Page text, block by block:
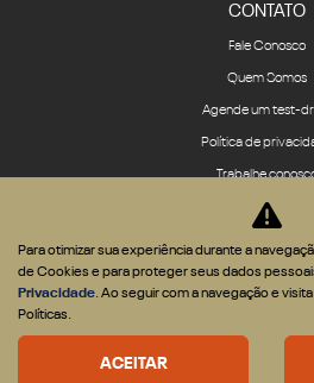
CONTATO
Fale Conosco
Quem Somos
Agende um test-
Política de
Trabalhe
Desenvolvido pela DEALERSPACE
Desacelere. Seu
Para otimizar sua experiência durante a
de Cookies e para proteger seus dados
Privacidade. Ao seguir com a navegação e
Políticas.
ACEITAR